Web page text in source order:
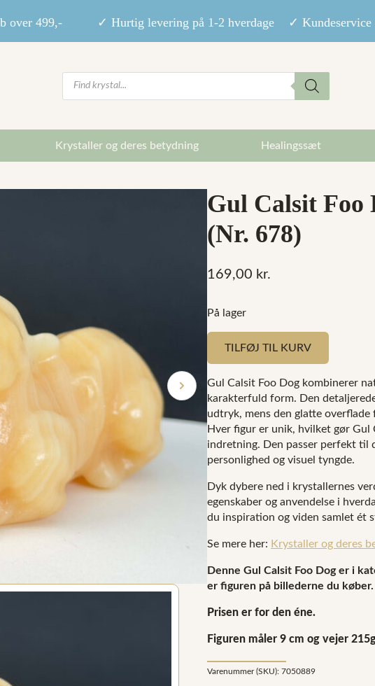
over 499,- ✓ Hurtig levering på 1-2 hverdage ✓ Kundeservice
Products
search
Krystaller og deres betydning Healingssæt
Gul Calsit Foo
(Nr. 678)
169,00 kr.
På lager
TILFØJ TIL KURV
Gul Calsit Foo Dog kombinerer
karakterfuld form. Den
udtryk, mens den glatte
Hver figur er unik, hvilket gør
indretning. Den passer perfekt til
personlighed og visuel tyngde.
Dyk dybere ned i krystallernes
egenskaber og anvendelse i
du inspiration og viden samlet ét
Se mere her: Krystaller og deres
Denne Gul Calsit Foo Dog er i
er figuren på billederne du køber.
Prisen er for den éne.
Figuren måler 9 cm og vejer
Varenummer (SKU): 7050889